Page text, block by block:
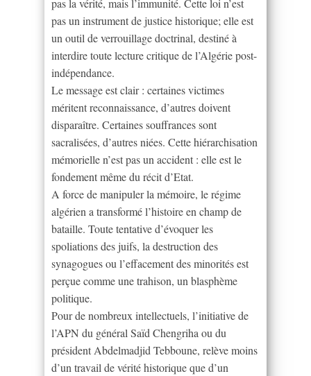
pas la vérité, mais l’immunité. Cette loi n’est
pas un instrument de justice historique; elle est
un outil de verrouillage doctrinal, destiné à
interdire toute lecture critique de l’Algérie post-
indépendance.
Le message est clair : certaines victimes
méritent reconnaissance, d’autres doivent
disparaître. Certaines souffrances sont
sacralisées, d’autres niées. Cette hiérarchisation
mémorielle n’est pas un accident : elle est le
fondement même du récit d’Etat.
A force de manipuler la mémoire, le régime
algérien a transformé l’histoire en champ de
bataille. Toute tentative d’évoquer les
spoliations des juifs, la destruction des
synagogues ou l’effacement des minorités est
perçue comme une trahison, un blasphème
politique.
Pour de nombreux intellectuels, l’initiative de
l’APN du général Saïd Chengriha ou du
président Abdelmadjid Tebboune, relève moins
d’un travail de vérité historique que d’un